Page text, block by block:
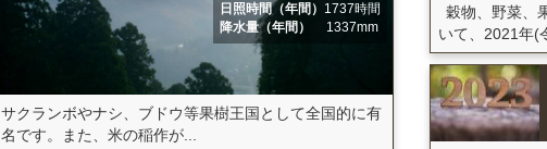
日照時間（年間） 1737時間
降水量（年間）
1337mm
サクランボやナシ、ブドウ等果樹王国として全国的に有
名です。また、米の稲作が...
穀物、野菜、
いて、2021年(